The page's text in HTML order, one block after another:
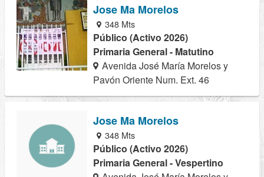
Jose Ma Morelos
348 Mts
Público (Activo 2026)
Primaria General - Matutino
Avenida José María Morelos y
Pavón Oriente Num. Ext. 46
Jose Ma Morelos
348 Mts
Público (Activo 2026)
Primaria General - Vespertino